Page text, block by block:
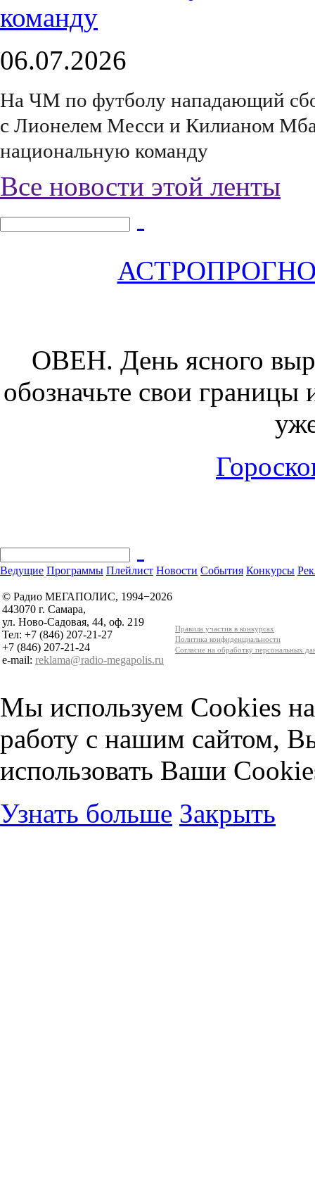
06.07.2026
На ЧМ по футболу нападающий
с Лионелем Месси и Килианом
национальную команду
Все новости этой ленты
ОВЕН. День ясного
обозначьте свои
Ведущие Программы Плейлист Новости События Конкурсы
© Радио МЕГАПОЛИС, 1994−2026
443070 г. Самара,
ул. Ново-Садовая, 44, оф. 219
Тел: +7 (846) 207-21-27
+7 (846) 207-21-24
e-mail: reklama@radio-megapolis.ru
Правила участия в конкурсах
Политика конфиденциальности
Согласие на обработку персональных
Мы используем Cookies
работу с нашим сайтом,
использовать Ваши
Узнать больше Закрыть